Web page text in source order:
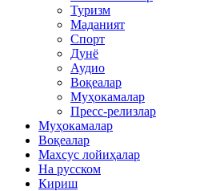
Туризм
Маданият
Спорт
Дунё
Аудио
Воқеалар
Муҳокамалар
Пресс-релизлар
Муҳокамалар
Воқеалар
Махсус лойиҳалар
На русском
Кириш